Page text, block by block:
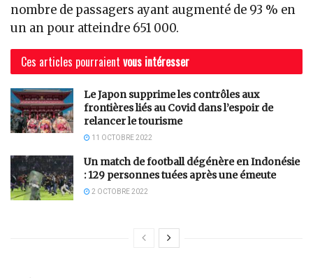
nombre de passagers ayant augmenté de 93 % en
un an pour atteindre 651 000.
Ces articles pourraient vous intéresser
Le Japon supprime les contrôles aux
frontières liés au Covid dans l’espoir de
relancer le tourisme
11 OCTOBRE 2022
Un match de football dégénère en Indonésie
: 129 personnes tuées après une émeute
2 OCTOBRE 2022